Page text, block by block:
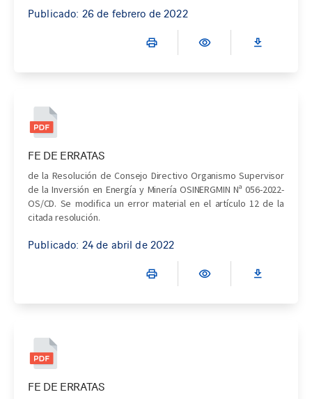
Publicado: 26 de febrero de 2022
FE DE ERRATAS
de la Resolución de Consejo Directivo Organismo Supervisor
de la Inversión en Energía y Minería OSINERGMIN Nª 056-2022-
OS/CD. Se modifica un error material en el artículo 12 de la
citada resolución.
Publicado: 24 de abril de 2022
FE DE ERRATAS